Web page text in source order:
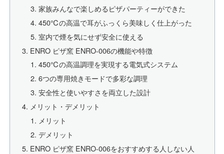
家族みんなで楽しめるピザパーティーができた
450℃の高温で耳がふっくら美味しく仕上がった
室内で煙を気にせず安全に使える
ENRO ピザ窯 ENRO-006の機能や特徴
450℃の高温調理を実現する電気式システム
6つの専用焼きモードで多彩な調理
安全性と使いやすさを両立した設計
メリット・デメリット
メリット
デメリット
ENRO ピザ窯 ENRO-006をおすすめする人しない人